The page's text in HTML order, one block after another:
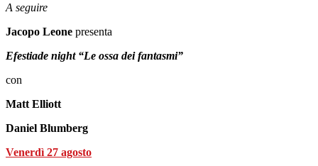
A seguire
Jacopo Leone presenta
Efestiade night “Le ossa dei fantasmi”
con
Matt Elliott
Daniel Blumberg
Venerdì 27 agosto